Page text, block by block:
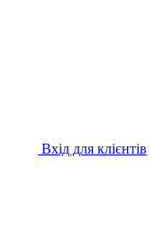
Вхід для клієнтів